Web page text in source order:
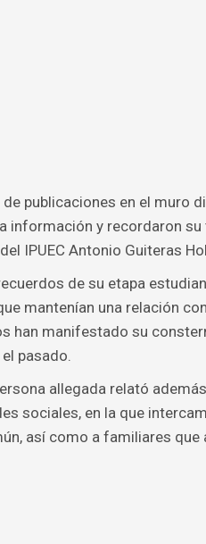
publicaciones en el muro
y recordaron
IPUEC Antonio Guiteras
de su etapa
mantenían una relación
han manifestado su
pasado.
allegada relató
sociales, en la que
así como a familiares que